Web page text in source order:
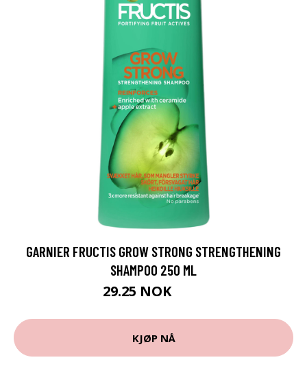
GARNIER FRUCTIS GROW STRONG STRENGTHENING
SHAMPOO 250 ML
29.25 NOK
KJØP NÅ